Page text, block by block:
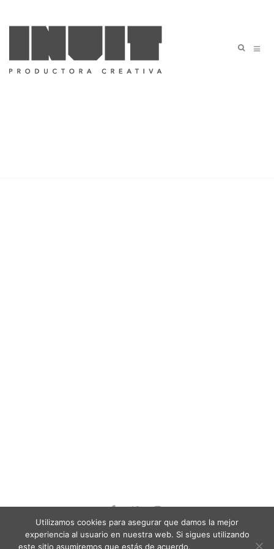
Utilizamos cookies para asegurar que damos la mejor
experiencia al usuario en nuestra web. Si sigues utilizando
este sitio asumiremos que estás de acuerdo.
Más información